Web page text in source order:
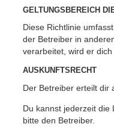
GELTUNGSBEREICH
Diese Richtlinie
der Betreiber in
verarbeitet, wird er
AUSKUNFTSRECHT
Der Betreiber erteilt dir
Du kannst jederzeit die
bitte den Betreiber.